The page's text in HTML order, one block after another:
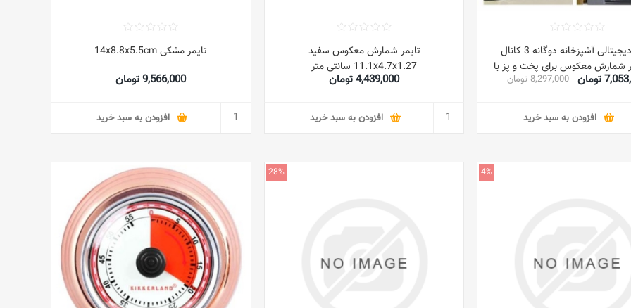
تایمر دیجیتالی آشپزخانه دوگانه 3 کانال
شمارش معکوس برای پخت و پز با
صفحه نمایش LCD بزرگ هشدار صدا با
تومان 8,297,000 تومان
افزودن به سبد خرید
تایمر شمارش معکوس سفید
11.1x4.7x1.27 سانتی متر
4,439,000 تومان
افزودن به سبد خرید
تایمر مشکی 14x8.8x5.5cm
9,566,000 تومان
افزودن به سبد خرید
4%
28%